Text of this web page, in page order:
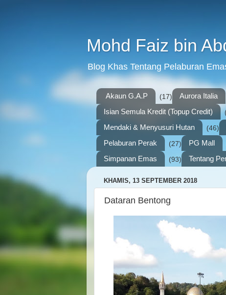
Mohd Faiz bin
Blog Khas Tentang Pelaburan
Akaun G.A.P (17) Aurora Italia
Isian Semula Kredit (Topup Credit)
Mendaki & Menyusuri Hutan (46)
Pelaburan Perak (27) PG Mall
Simpanan Emas (93) Tentang
KHAMIS, 13 SEPTEMBER 2018
Dataran Bentong